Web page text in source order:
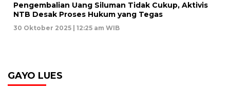
Pengembalian Uang Siluman Tidak Cukup, Aktivis
NTB Desak Proses Hukum yang Tegas
30 Oktober 2025 | 12:25 am WIB
GAYO LUES